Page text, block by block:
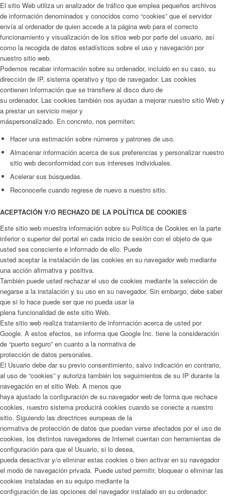
El sitio Web utiliza un analizador de tráfico que emplea pequeños archivos
de información denominados y conocidos como “cookies” que el servidor
envía al ordenador de quien accede a la página web para el correcto
funcionamiento y visualización de los sitios web por parte del usuario, así
como la recogida de datos estadísticos sobre el uso y navegación por
nuestro sitio web.
Podemos recabar información sobre su ordenador, incluido en su caso, su
dirección de IP, sistema operativo y tipo de navegador. Las cookies
contienen información que se transfiere al disco duro de
su ordenador. Las cookies también nos ayudan a mejorar nuestro sitio Web y
a prestar un servicio mejor y
máspersonalizado. En concreto, nos permiten:
Hacer una estimación sobre números y patrones de uso.
Almacenar información acerca de sus preferencias y personalizar nuestro
sitio web deconformidad con sus intereses individuales.
Acelerar sus búsquedas.
Reconocerle cuando regrese de nuevo a nuestro sitio.
ACEPTACIÓN Y/O RECHAZO DE LA POLÍTICA DE COOKIES
Este sitio web muestra información sobre su Política de Cookies en la parte
inferior o superior del portal en cada inicio de sesión con el objeto de que
usted sea consciente e informado de ello. Puede
usted aceptar la instalación de las cookies en su navegador web mediante
una acción afirmativa y positiva.
También puede usted rechazar el uso de cookies mediante la selección de
negarse a la instalación y su uso en su navegador. Sin embargo, debe saber
que si lo hace puede ser que no pueda usar la
plena funcionalidad de este sitio Web.
Este sitio web realiza tratamiento de información acerca de usted por
Google. A estos efectos, se informa que Google Inc. tiene la consideración
de “puerto seguro” en cuanto a la normativa de
protección de datos personales.
El Usuario debe dar su previo consentimiento, salvo indicación en contrario,
al uso de “cookies” y autoriza también los seguimientos de su IP durante la
navegación en el sitio Web. A menos que
haya ajustado la configuración de su navegador web de forma que rechace
cookies, nuestro sistema producirá cookies cuando se conecte a nuestro
sitio. Siguiendo las directrices europeas de la
normativa de protección de datos que puedan verse afectados por el uso de
cookies, los distintos navegadores de Internet cuentan con herramientas de
configuración para que el Usuario, si lo desea,
pueda desactivar y/o eliminar estas cookies o bien activar en su navegador
el modo de navegación privada. Puede usted permitir, bloquear o eliminar las
cookies instaladas en su equipo mediante la
configuración de las opciones del navegador instalado en su ordenador: